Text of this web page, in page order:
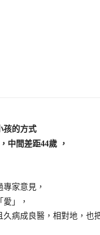
孩的方式
間差距44歲 ，
家意見，
」，
成良醫，相對地，也